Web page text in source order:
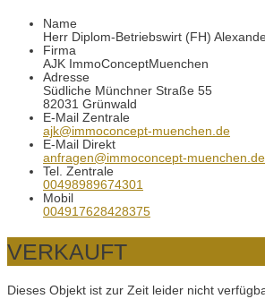
Name
Herr Diplom-Betriebswirt (FH)
Firma
AJK ImmoConceptMuenchen
Adresse
Südliche Münchner Straße 55
82031 Grünwald
E-Mail Zentrale
ajk@immoconcept-muenchen.de
E-Mail Direkt
anfragen@immoconcept-muenchen.de
Tel. Zentrale
00498989674301
Mobil
004917628428375
VERKAUFT
Dieses Objekt ist zur Zeit leider nicht